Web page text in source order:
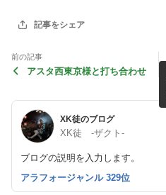
記事をシェア
前の記事
アスタ西東京様と打ち合わせ
XK徒のブログ
XK徒 -ザクト-
ブログの説明を入力します。
アラフォージャンル 329位